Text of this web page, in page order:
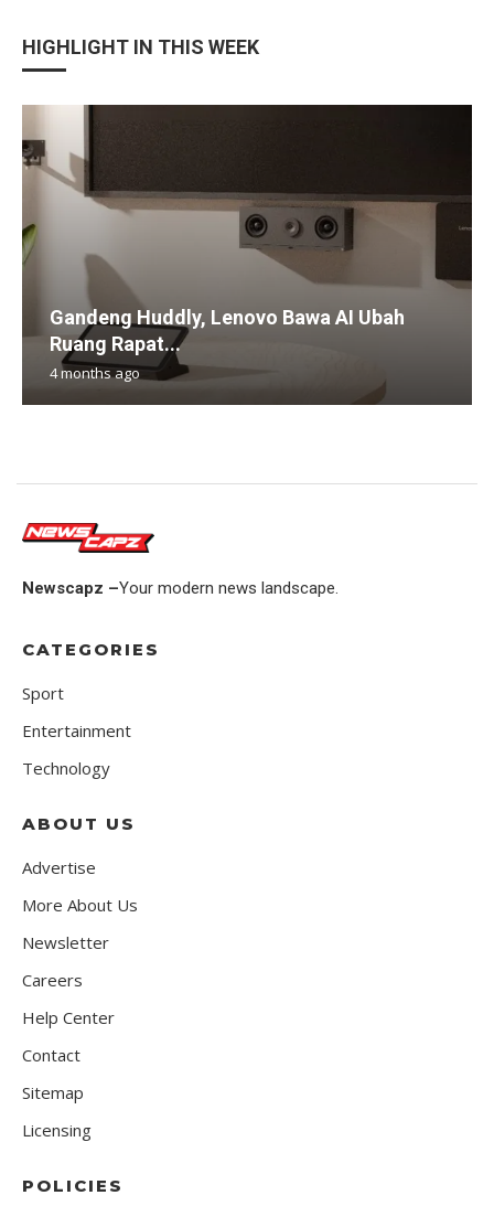
HIGHLIGHT IN THIS WEEK
Gandeng Huddly, Lenovo Bawa AI Ubah
Ruang Rapat...
4 months ago
Newscapz –Your modern news landscape.
CATEGORIES
Sport
Entertainment
Technology
ABOUT US
Advertise
More About Us
Newsletter
Careers
Help Center
Contact
Sitemap
Licensing
POLICIES